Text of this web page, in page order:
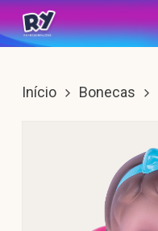
Skip
to
content
Início Bonecas